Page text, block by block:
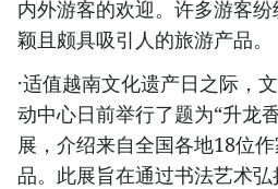
内外游客的欢迎。许多游客
颖且颇具吸引人的旅游产品。
·适值越南文化遗产日之际，
动中心日前举行了题为“升龙
展，介绍来自全国各地18位
品。此展旨在通过书法艺术